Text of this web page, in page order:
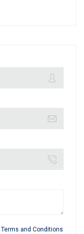
Terms and Conditions